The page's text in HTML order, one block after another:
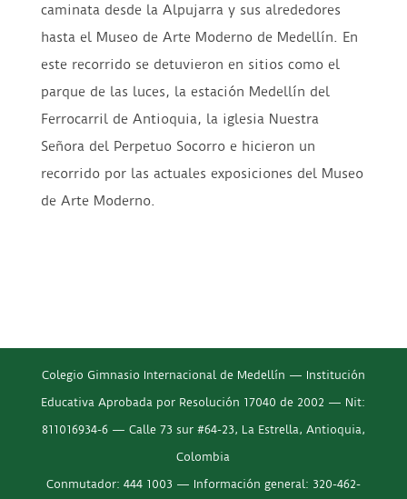
caminata desde la Alpujarra y sus alrededores
hasta el Museo de Arte Moderno de Medellín. En
este recorrido se detuvieron en sitios como el
parque de las luces, la estación Medellín del
Ferrocarril de Antioquia, la iglesia Nuestra
Señora del Perpetuo Socorro e hicieron un
recorrido por las actuales exposiciones del Museo
de Arte Moderno.
Colegio Gimnasio Internacional de Medellín — Institución
Educativa Aprobada por Resolución 17040 de 2002 — Nit:
811016934-6 — Calle 73 sur #64-23, La Estrella, Antioquia,
Colombia
Conmutador: 444 1003 — Información general: 320-462-